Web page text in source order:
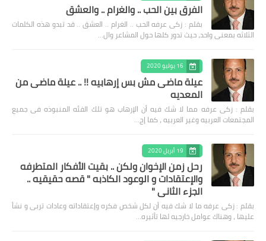
الفرق بين الحب .. والغرام .. والعشق
بقلم : زكى عرفه الحب .. الغرام .. العشق .. قد تبدو هذه الكلمات
الثلاثه بمعنى واحد، حيث تدور كلها حول المشاعر وال…
16 يوليو 2020
عيلة ماضى مش بس إرهابيه !! .. عيلة ماضى من
المعديه
بقلم : زكى عرفه مما لا شك فيه أن الإرهاب هو تلك الفئه المنبوذه فى جميع
المجتمعات العربيه وغير العربيه ، كما إج…
19 أبريل 2020
رحل زمن الإخوان ولكن .. بقيت الأفكار المتطرفه
والإعتقادات و الوعود الكاذبه " قصه حقيقيه ..
الجزء الثاني "
بقلم : زكى عرفه ‎ما لا شك فيه أن لكل شخص فكره وإعتقاداته وعادات تربى و نشأ
عليها ، وهناك عوامل خارجيه لها تأثيره…